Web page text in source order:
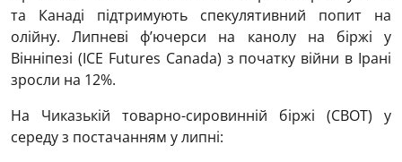
та Канаді підтримують спекулятивний попит на
олійну. Липневі ф’ючерси на канолу на біржі у
Вінніпезі (ICE Futures Canada) з початку війни в Ірані
зросли на 12%.
На Чиказькій товарно-сировинній біржі (CBOT) у
середу з постачанням у липні: